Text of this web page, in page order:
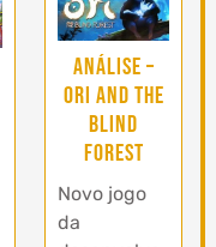
Análise –
Ori and the
Blind
Forest
Novo jogo
da